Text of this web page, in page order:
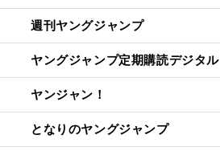
週刊ヤングジャンプ
ヤングジャンプ定期購読デジタル
ヤンジャン！
となりのヤングジャンプ